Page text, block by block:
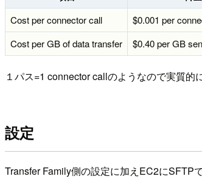
Cost per connector call
$0.001 per
Cost per GB of data transfer
$0.40 per GB
１パス=1 connector callのようなので実質的
設定
Transfer Family側の設定に加えEC2にSFTP